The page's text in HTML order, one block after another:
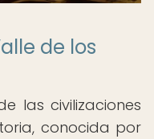
de los
las civilizaciones
conocida por